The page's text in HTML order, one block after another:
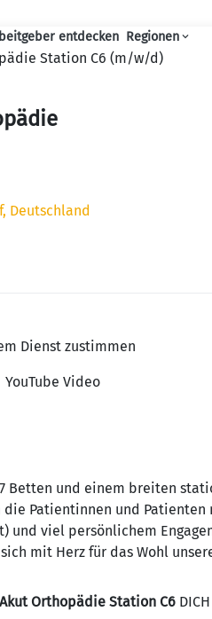
Haupt-Navigation
entdecken Regionen
Station C6 (m/w/d)
Deutschland
Dienst zustimmen
YouTube Video
Betten und einem breiten
Patientinnen und
und viel persönlichem
mit Herz für das Wohl
Akut Orthopädie Station C6